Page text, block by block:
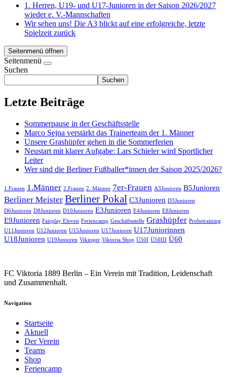
1. Herren, U19- und U17-Junioren in der Saison 2026/2027
wieder e. V.-Mannschaften
Wir sehen uns! Die A3 blickt auf eine erfolgreiche, letzte
Spielzeit zurück
Seitenmenü öffnen
Seitenmenü
Suchen
Suchen
Letzte Beiträge
Sommerpause in der Geschäftsstelle
Marco Sejna verstärkt das Trainerteam der 1. Männer
Unsere Grashüpfer gehen in die Sommerferien
Neustart mit klarer Aufgabe: Lars Schieler wird Sportlicher
Leiter
Wer sind die Berliner Fußballer*innen der Saison 2025/2026?
1.Frauen 1.Männer 2.Frauen 2. Männer 7er-Frauen A3Junioren B5Junioren
Berliner Meister Berliner Pokal C3Junioren D3Junioren
D6Junioren D8Junioren D10Junioren E3Junioren E4Junioren E8Junioren
E9Junioren Fairplay Eleven Feriencamp Geschäftsstelle Grashüpfer Probetraining
U11Junioren U12Junioren U15Junioren U17Junioren U17Juniorinnen
U18Junioren U19Junioren Vikinger Viktoria Shop Ü50I Ü50III Ü60
FC Viktoria 1889 Berlin – Ein Verein mit Tradition, Leidenschaft
und Zusammenhalt.
Navigation
Startseite
Aktuell
Der Verein
Teams
Shop
Feriencamp